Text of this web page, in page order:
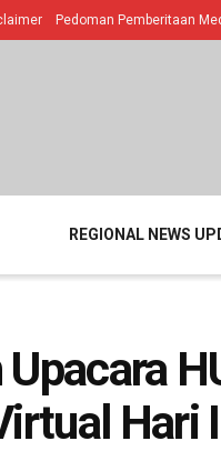
Pedoman Pemberitaan
REGIONAL NEWS
Hari